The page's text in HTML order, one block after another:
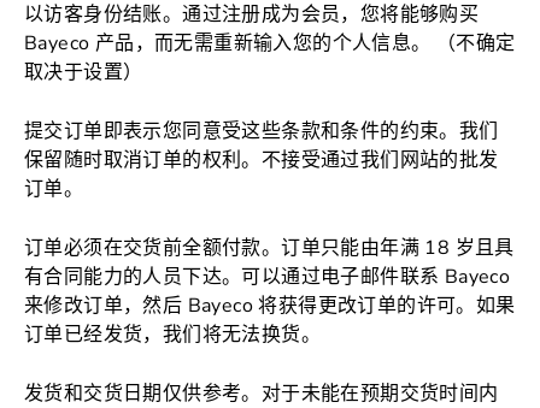
以访客身份结账。通过注册成为会员，您将能够购买
Bayeco 产品，而无需重新输入您的个人信息。 （不确定
取决于设置）
提交订单即表示您同意受这些条款和条件的约束。我们
保留随时取消订单的权利。不接受通过我们网站的批发
订单。
订单必须在交货前全额付款。订单只能由年满 18 岁且具
有合同能力的人员下达。可以通过电子邮件联系 Bayeco
来修改订单，然后 Bayeco 将获得更改订单的许可。如果
订单已经发货，我们将无法换货。
发货和交货日期仅供参考。对于未能在预期交货时间内